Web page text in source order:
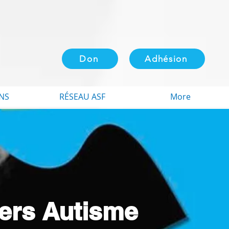
Don
RÉSEAU ASF More
Autisme
Adhésion